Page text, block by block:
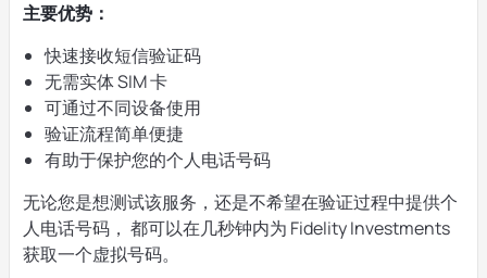
主要优势：
快速接收短信验证码
无需实体 SIM 卡
可通过不同设备使用
验证流程简单便捷
有助于保护您的个人电话号码
无论您是想测试该服务，还是不希望在验证过程中提供个
人电话号码， 都可以在几秒钟内为 Fidelity Investments
获取一个虚拟号码。